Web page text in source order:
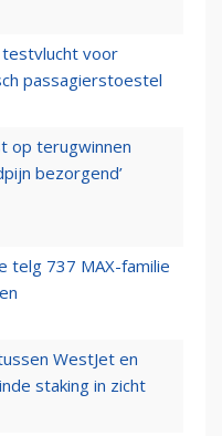
voor
passagierstoestel
op terugwinnen
bezorgend’
telg 737 MAX-familie
WestJet en
staking in zicht